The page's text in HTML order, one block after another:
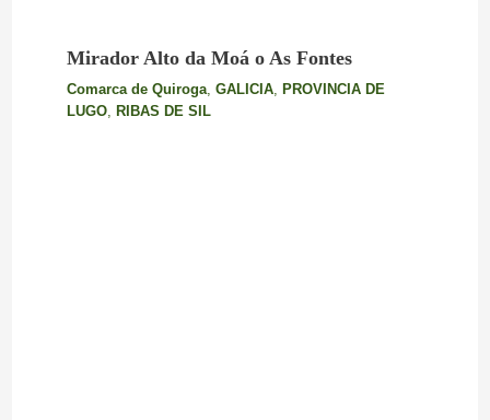
Mirador Alto da Moá o As Fontes
Comarca de Quiroga, GALICIA, PROVINCIA DE
LUGO, RIBAS DE SIL